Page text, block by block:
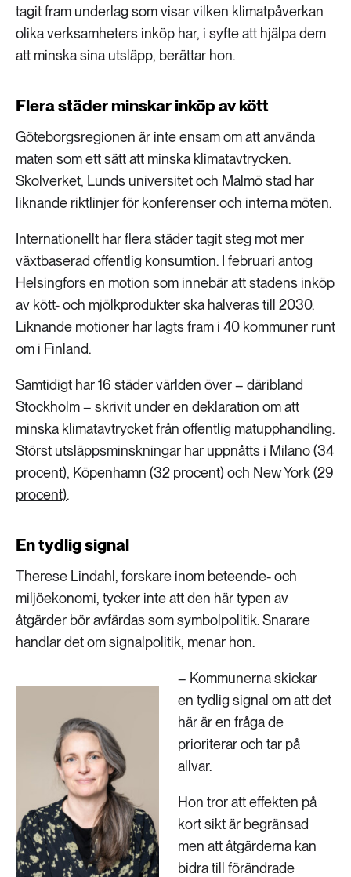
tagit fram underlag som visar vilken klimatpåverkan
olika verksamheters inköp har, i syfte att hjälpa dem
att minska sina utsläpp, berättar hon.
Flera städer minskar inköp av kött
Göteborgsregionen är inte ensam om att använda
maten som ett sätt att minska klimatavtrycken.
Skolverket, Lunds universitet och Malmö stad har
liknande riktlinjer för konferenser och interna möten.
Internationellt har flera städer tagit steg mot mer
växtbaserad offentlig konsumtion. I februari antog
Helsingfors en motion som innebär att stadens inköp
av kött- och mjölkprodukter ska halveras till 2030.
Liknande motioner har lagts fram i 40 kommuner runt
om i Finland.
Samtidigt har 16 städer världen över – däribland
Stockholm – skrivit under en deklaration om att
minska klimatavtrycket från offentlig matupphandling.
Störst utsläppsminskningar har uppnåtts i Milano (34
procent), Köpenhamn (32 procent) och New York (29
procent).
En tydlig signal
Therese Lindahl, forskare inom beteende- och
miljöekonomi, tycker inte att den här typen av
åtgärder bör avfärdas som symbolpolitik. Snarare
handlar det om signalpolitik, menar hon.
– Kommunerna skickar
en tydlig signal om att det
här är en fråga de
prioriterar och tar på
allvar.
Hon tror att effekten på
kort sikt är begränsad
men att åtgärderna kan
bidra till förändrade